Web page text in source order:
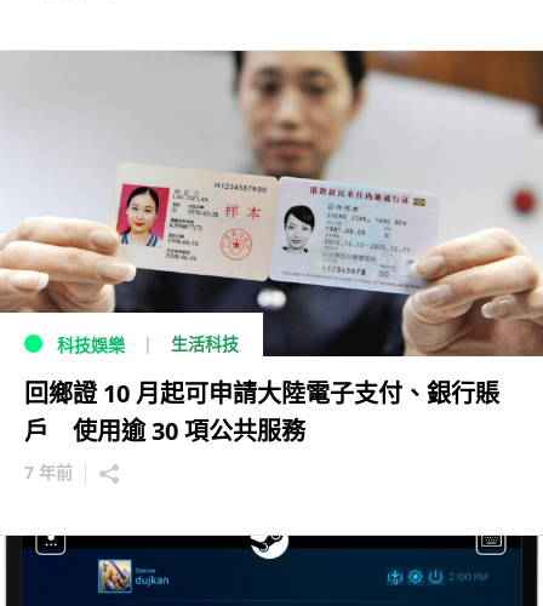
科技娛樂 生活科技
回鄉證 10 月起可申請大陸電子支付、銀行賬
戶 使用逾 30 項公共服務
7 年前